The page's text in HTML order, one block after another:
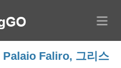
Palaio Faliro, 그리스